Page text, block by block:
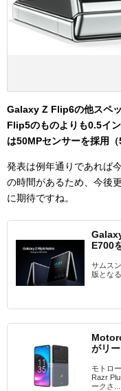
Galaxy Z Flip6の他スペ
Flip5のものよりも0.5イ
は50MPセンサーを採用（
発表は例年通りであれば
の時間があるため、今後
に期待ですね。
E700
サムス
版とな
がリ
モトロ
Razr
ークさ...